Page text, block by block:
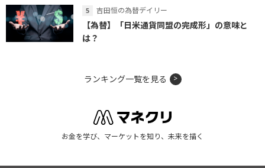
吉田恒の為替デイリー
【為替】「日米通貨同盟の完成形」の意味と
は？
ランキング一覧を見る
お金を学び、マーケットを知り、未来を描く